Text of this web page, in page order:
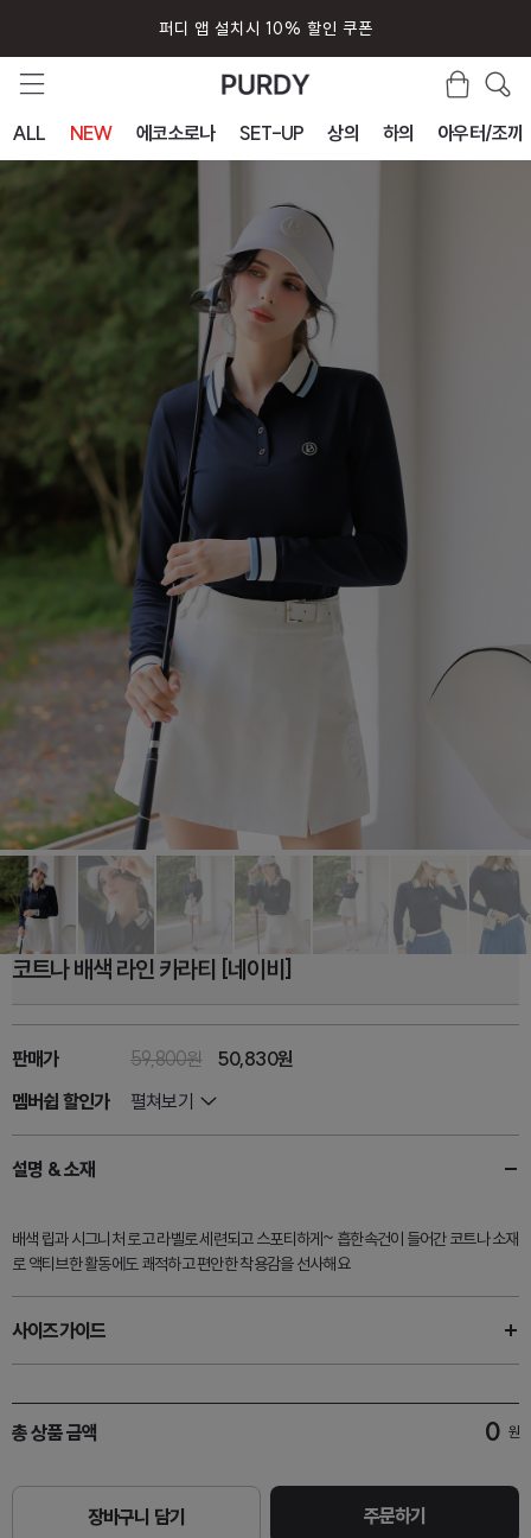
ALL NEW 에코소로나 SET-UP 상의 하의 아우터/조끼
코트나 배색 라인 카라티 [네이비]
판매가 59,800원 50,830원
멤버쉽 할인가
펼쳐보기
설명 & 소재
배색 립과 시그니처 로고 라벨로 세련되고 스포티하게~ 흡한속건이 들어간 코트나 소재
로 액티브한 활동에도 쾌적하고 편안한 착용감을 선사해요
사이즈가이드
총 상품 금액 0 원
장바구니 담기 주문하기